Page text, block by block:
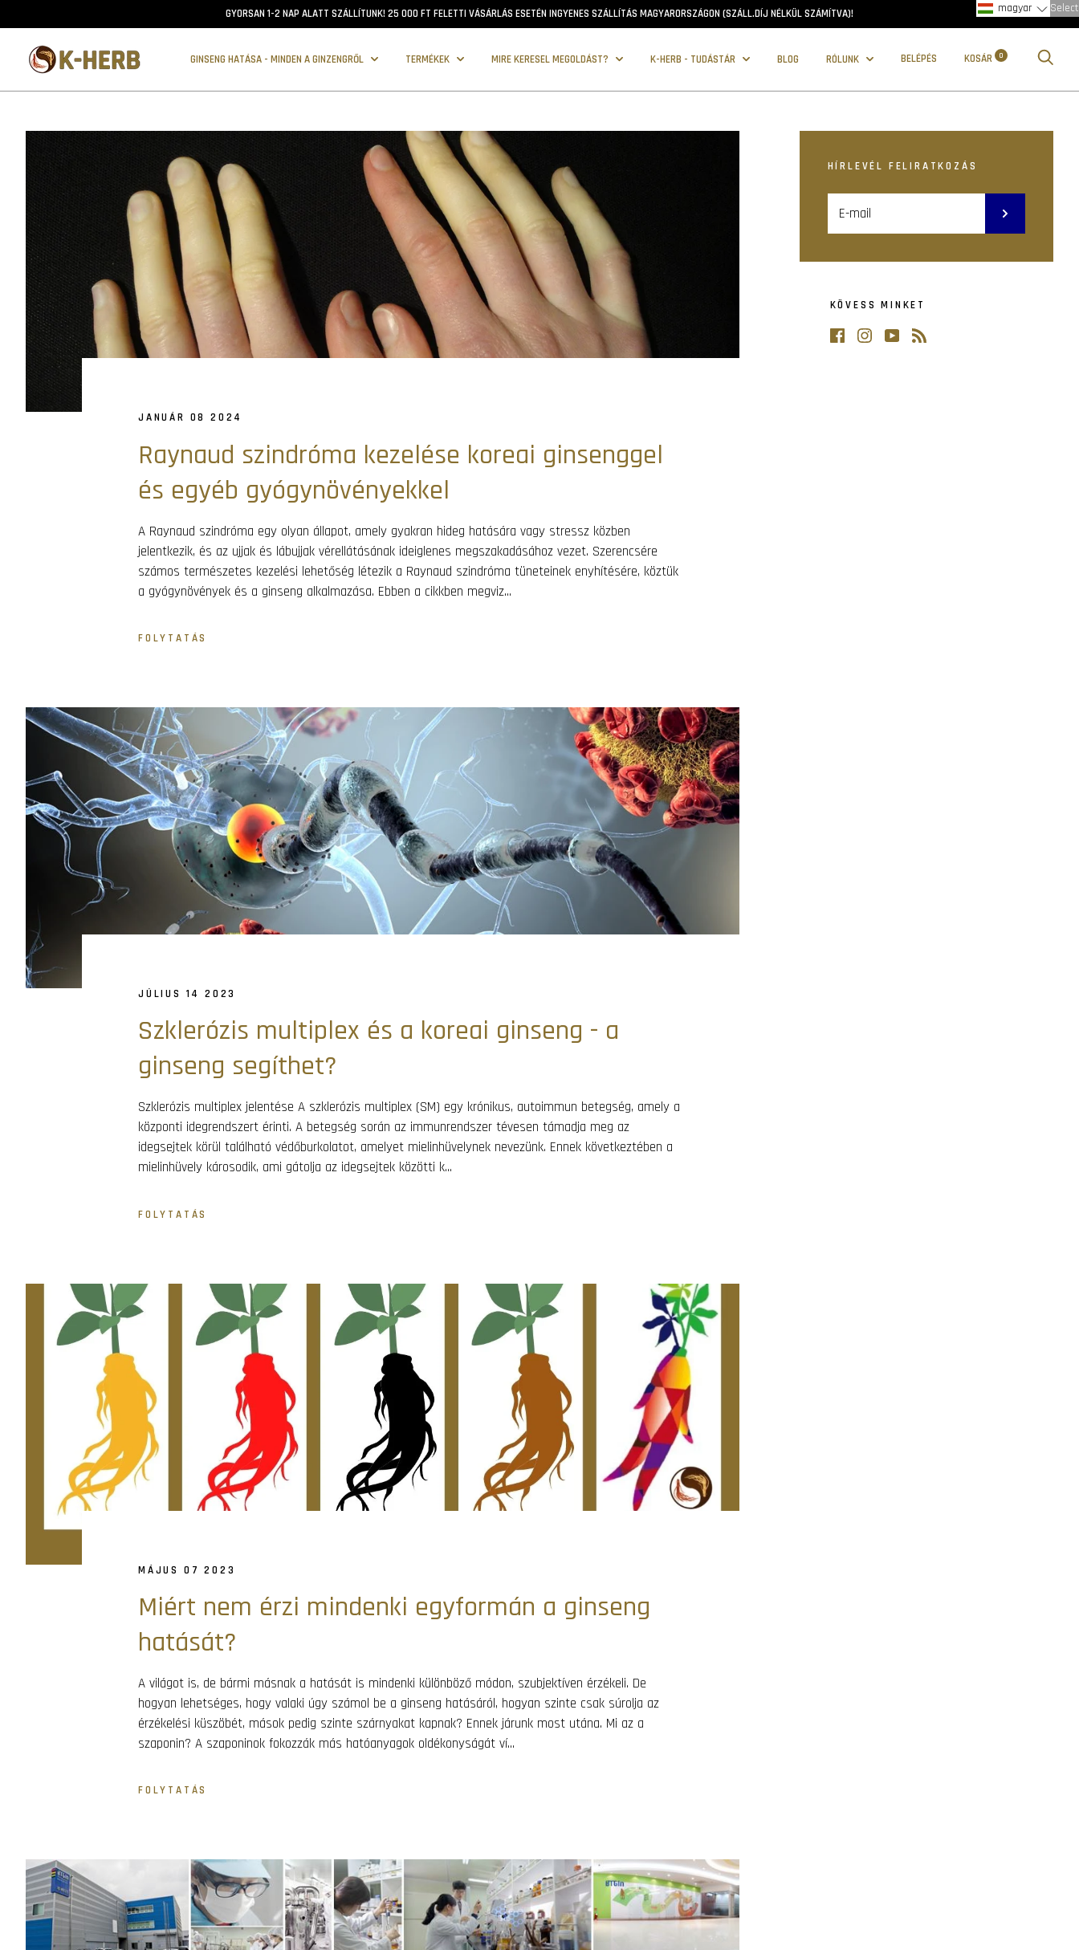
GYORSAN 1-2 NAP ALATT SZÁLLÍTUNK! 25 000 FT FELETTI VÁSÁRLÁS ESETÉN INGYENES SZÁLLÍTÁS MAGYARORSZÁGON (SZÁLL.DÍJ NÉLKÜL SZÁMÍTVA)!
GINSENG HATÁSA - MINDEN A GINZENGRŐL TERMÉKEK MIRE KERESEL MEGOLDÁST? K-HERB - TUDÁSTÁR BLOG RÓLUNK BELÉPÉS KOSÁR 0
JANUÁR 08 2024
Raynaud szindróma kezelése koreai ginsenggel
és egyéb gyógynövényekkel
A Raynaud szindróma egy olyan állapot, amely gyakran hideg hatására vagy stressz közben
jelentkezik, és az ujjak és lábujjak vérellátásának ideiglenes megszakadásához vezet. Szerencsére
számos természetes kezelési lehetőség létezik a Raynaud szindróma tüneteinek enyhítésére, köztük
a gyógynövények és a ginseng alkalmazása. Ebben a cikkben megviz...
FOLYTATÁS
JÚLIUS 14 2023
Szklerózis multiplex és a koreai ginseng - a
ginseng segíthet?
Szklerózis multiplex jelentése A szklerózis multiplex (SM) egy krónikus, autoimmun betegség, amely a
központi idegrendszert érinti. A betegség során az immunrendszer tévesen támadja meg az
idegsejtek körül található védőburkolatot, amelyet mielinhüvelynek nevezünk. Ennek következtében a
mielinhüvely károsodik, ami gátolja az idegsejtek közötti k...
FOLYTATÁS
MÁJUS 07 2023
Miért nem érzi mindenki egyformán a ginseng
hatását?
A világot is, de bármi másnak a hatását is mindenki különböző módon, szubjektíven érzékeli. De
hogyan lehetséges, hogy valaki úgy számol be a ginseng hatásáról, hogyan szinte csak súrolja az
érzékelési küszöbét, mások pedig szinte szárnyakat kapnak? Ennek járunk most utána. Mi az a
szaponin? A szaponinok fokozzák más hatóanyagok oldékonyságát ví...
FOLYTATÁS
HÍRLEVÉL FELIRATKOZÁS
KÖVESS MINKET
magyar Select